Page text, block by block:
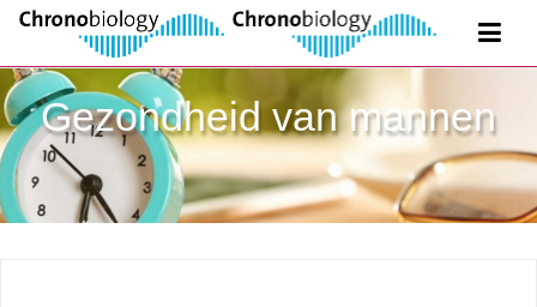
Gezondheid van mannen